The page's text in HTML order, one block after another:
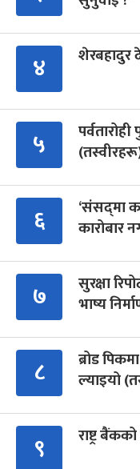
४ शेरबहादुर
५
६
‘संसद्‍मा
कारोबार
७
सुरक्षा
भाष्य
८
ब्रोड
ल्याइयो
९ राष्ट्र